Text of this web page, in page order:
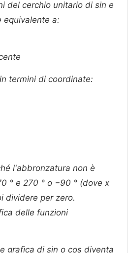
del cerchio unitario di sin e
equivalente a:
termini di coordinate:
l'abbronzatura non è
° e 270 ° o −90 ° (dove x
dividere per zero.
delle funzioni
grafica di sin o cos diventa